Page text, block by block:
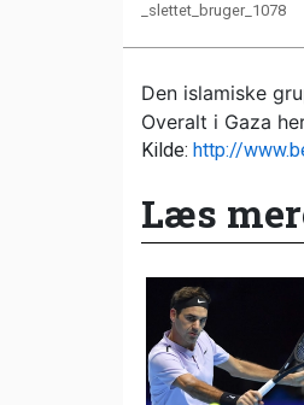
_slettet_bruger_1078
Den islamiske
Overalt i Gaza
Kilde: http://
Læs